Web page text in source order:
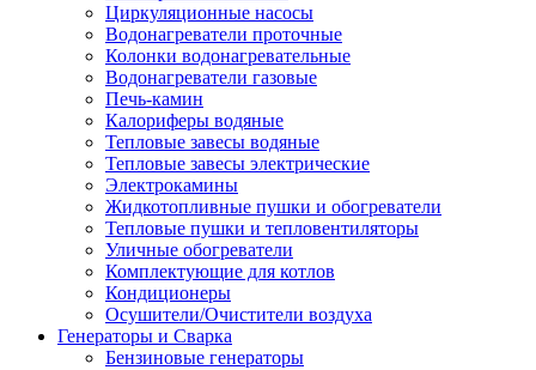
Циркуляционные насосы
Водонагреватели проточные
Колонки водонагревательные
Водонагреватели газовые
Печь-камин
Калориферы водяные
Тепловые завесы водяные
Тепловые завесы электрические
Электрокамины
Жидкотопливные пушки и обогреватели
Тепловые пушки и тепловентиляторы
Уличные обогреватели
Комплектующие для котлов
Кондиционеры
Осушители/Очистители воздуха
Генераторы и Сварка
Бензиновые генераторы